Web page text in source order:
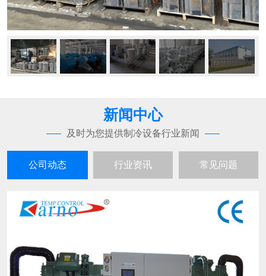
新闻中心
及时为您提供制冷设备行业新闻
公司动态 行业资讯 常见问题